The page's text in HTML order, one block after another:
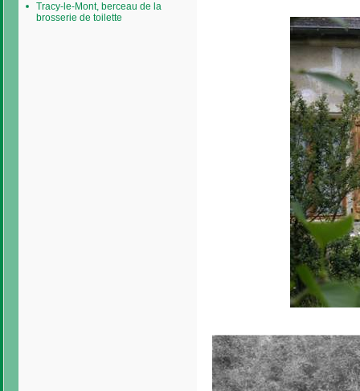
Tracy-le-Mont, berceau de la
brosserie de toilette